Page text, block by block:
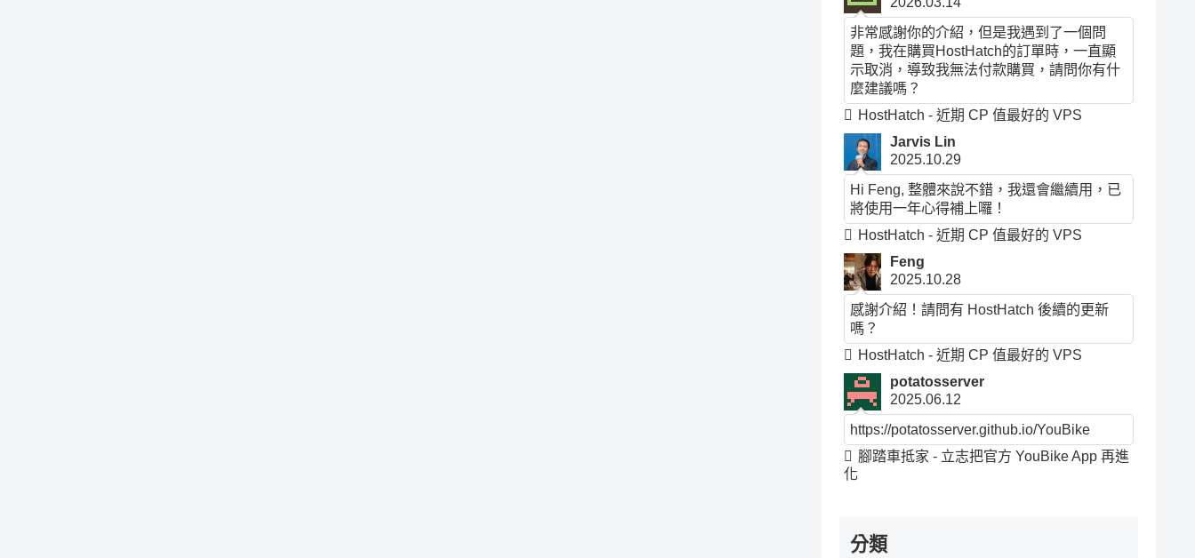
非常感謝你的介紹，但是我遇到了一個問
題，我在購買HostHatch的訂單時，一直顯
示取消，導致我無法付款購買，請問你有什
麼建議嗎？
HostHatch - 近期 CP 值最好的 VPS
Jarvis Lin
2025.10.29
Hi Feng, 整體來說不錯，我還會繼續用，已
將使用一年心得補上囉！
HostHatch - 近期 CP 值最好的 VPS
Feng
2025.10.28
感謝介紹！請問有 HostHatch 後續的更新
嗎？
HostHatch - 近期 CP 值最好的 VPS
potatosserver
2025.06.12
https://potatosserver.github.io/YouBike
腳踏車抵家 - 立志把官方 YouBike App 再進
化
分類